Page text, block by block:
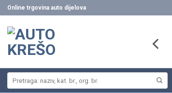
Skip
to
content
Online trgovina auto dijelova